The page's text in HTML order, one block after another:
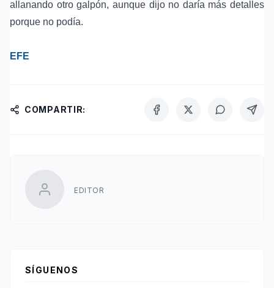
allanando otro galpón, aunque dijo no daría más detalles
porque no podía.
EFE
COMPARTIR:
EDITOR
SÍGUENOS